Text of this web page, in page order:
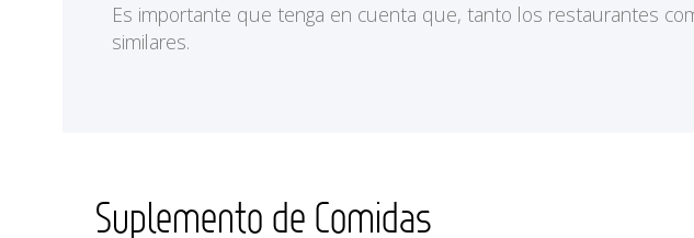
Es importante que tenga en cuenta que, tanto los restaurantes
similares.
Suplemento de Comidas